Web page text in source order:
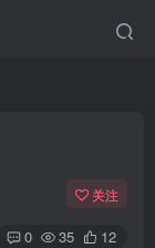
关注
0 35 12